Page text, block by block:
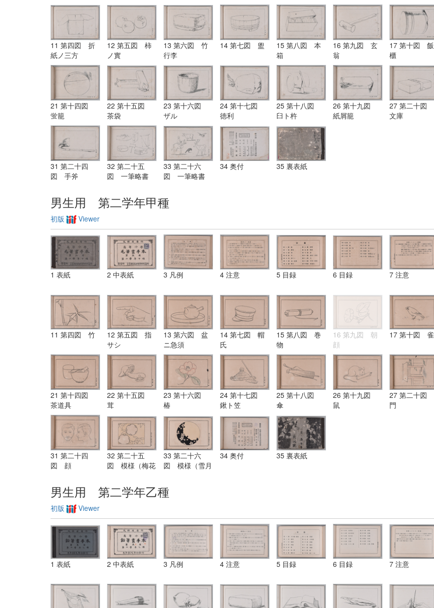
11 第四図 折
紙ノ三方
12 第五図 柿
ノ實
13 第六図 竹
行李
14 第七図 盥
15 第八図 本
箱
16 第九図 玄
翁
17 第十図 飯
櫃
21 第十四図
蛍籠
22 第十五図
茶袋
23 第十六図
ザル
24 第十七図
徳利
25 第十八図
臼ト杵
26 第十九図
紙屑籠
27 第二十図
文庫
31 第二十四
図 手斧
32 第二十五
図 一筆略書
33 第二十六
図 一筆略書
34 奥付 35 裏表紙
男生用 第二学年甲種
初版 Viewer
1 表紙 2 中表紙 3 凡例 4 注意 5 目録 6 目録 7 注意
11 第四図 竹
12 第五図 指
サシ
13 第六図 盆
ニ急須
14 第七図 帽
氏
15 第八図 巻
物
16 第九図 朝
顔
17 第十図 雀
21 第十四図
茶道具
22 第十五図
茸
23 第十六図
椿
24 第十七図
鍬ト笠
25 第十八図
傘
26 第十九図
鼠
27 第二十図
門
31 第二十四
図 顔
32 第二十五
図 模様（梅花
33 第二十六
図 模様（雪月
34 奥付 35 裏表紙
男生用 第二学年乙種
初版 Viewer
1 表紙 2 中表紙 3 凡例 4 注意 5 目録 6 目録 7 注意